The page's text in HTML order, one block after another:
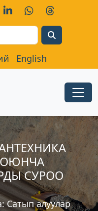
English
СУРОО
Сатып алуулар